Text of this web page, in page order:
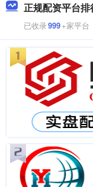
正规配资平台排
已收录999+家平台